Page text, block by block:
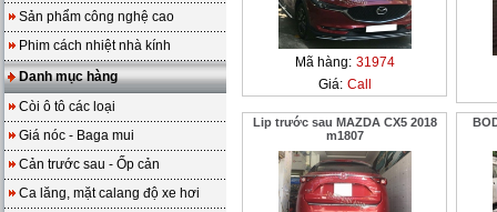
Sản phẩm công nghệ cao
Phim cách nhiệt nhà kính
Danh mục hàng
Còi ô tô các loại
Giá nóc - Baga mui
Cản trước sau - Ốp cản
Ca lăng, mặt calang độ xe hơi
Mã hàng: 31974
Giá: Call
Lip trước sau MAZDA CX5 2018
m1807